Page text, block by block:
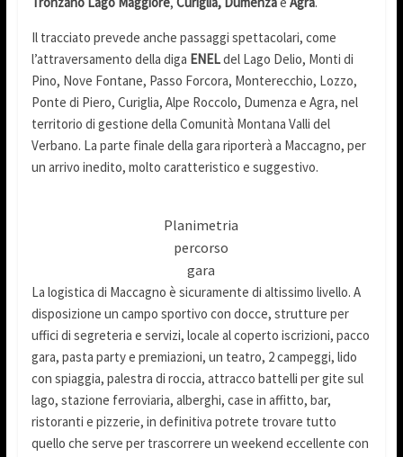
Il tracciato prevede anche passaggi spettacolari, come
l’attraversamento della diga ENELdel Lago Delio, Monti di
Pino, Nove Fontane, Passo Forcora, Monterecchio, Lozzo,
Ponte di Piero, Curiglia, Alpe Roccolo, Dumenza e Agra, nel
territorio di gestione della Comunità Montana Valli del
Verbano. La parte finale della gara riporterà a Maccagno, per
un arrivo inedito, molto caratteristico e suggestivo.
Planimetria
percorso
gara
La logistica di Maccagno è sicuramente di altissimo livello. A
disposizione un campo sportivo con docce, strutture per
uffici di segreteria e servizi, locale al coperto iscrizioni, pacco
gara, pasta party e premiazioni, un teatro, 2 campeggi, lido
con spiaggia, palestra di roccia, attracco battelli per gite sul
lago, stazione ferroviaria, alberghi, case in affitto, bar,
ristoranti e pizzerie, in definitiva potrete trovare tutto
quello che serve per trascorrere un weekend eccellente con